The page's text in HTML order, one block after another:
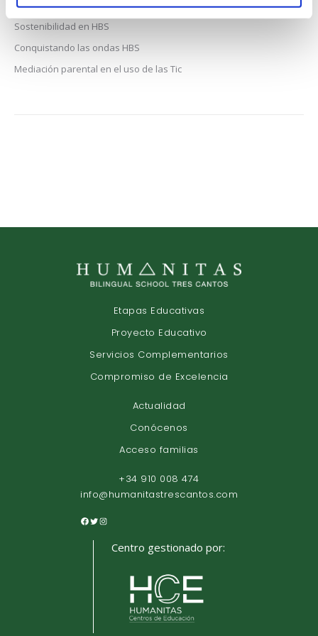
Subcampeones en ‘Un Reto por la Ciencia’: Innovación y
Sostenibilidad en HBS
Conquistando las ondas HBS
Mediación parental en el uso de las Tic
Etapas Educativas
Proyecto Educativo
Servicios Complementarios
Compromiso de Excelencia
Actualidad
Conócenos
Acceso familias
+34 910 008 474
info@humanitastrescantos.com
Centro gestionado por: